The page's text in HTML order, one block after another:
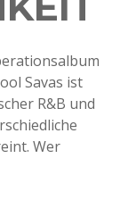
Savas ist
R&B und
Wer